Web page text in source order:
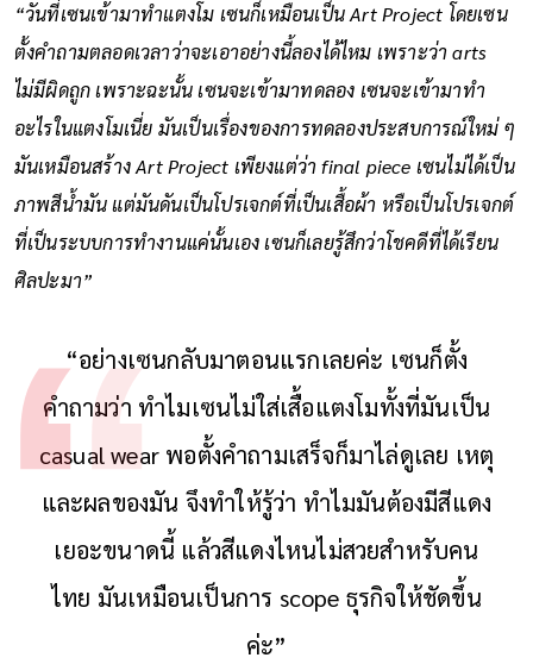
“วันที่เซนเข้ามาทำแตงโม เซนก็เหมือนเป็น Art Project โดยเซน
ตั้งคำถามตลอดเวลาว่าจะเอาอย่างนี้ลองได้ไหม เพราะว่า arts
ไม่มีผิดถูก เพราะฉะนั้น เซนจะเข้ามาทดลอง เซนจะเข้ามาทำ
อะไรในแตงโมเนี่ย มันเป็นเรื่องของการทดลองประสบการณ์ใหม่ ๆ
มันเหมือนสร้าง Art Project เพียงแต่ว่า final piece เซนไม่ได้เป็น
ภาพสีน้ำมัน แต่มันดันเป็นโปรเจกต์ที่เป็นเสื้อผ้า หรือเป็นโปรเจกต์
ที่เป็นระบบการทำงานแค่นั้นเอง เซนก็เลยรู้สึกว่าโชคดีที่ได้เรียน
ศิลปะมา”
“อย่างเซนกลับมาตอนแรกเลยค่ะ เซนก็ตั้ง
คำถามว่า ทำไมเซนไม่ใส่เสื้อแตงโมทั้งที่มันเป็น
casual wear พอตั้งคำถามเสร็จก็มาไล่ดูเลย เหตุ
และผลของมัน จึงทำให้รู้ว่า ทำไมมันต้องมีสีแดง
เยอะขนาดนี้ แล้วสีแดงไหนไม่สวยสำหรับคน
ไทย มันเหมือนเป็นการ scope ธุรกิจให้ชัดขึ้น
ค่ะ”